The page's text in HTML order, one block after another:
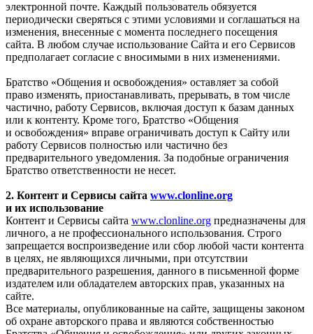
электронной почте. Каждый пользователь обязуется
периодически сверяться с этими условиями и соглашаться на
изменения, внесенные с момента последнего посещения
сайта. В любом случае использование Сайта и его Сервисов
предполагает согласие с вносимыми в них изменениями.
Братство «Общения и освобождения» оставляет за собой
право изменять, приостанавливать, прерывать, в том числе
частично, работу Сервисов, включая доступ к базам данных
или к контенту. Кроме того, Братство «Общения
и освобождения» вправе ограничивать доступ к Сайту или
работу Сервисов полностью или частично без
предварительного уведомления. За подобные ограничения
Братство ответственности не несет.
2. Контент и Сервисы сайта www.clonline.org
и их использование
Контент и Сервисы сайта www.clonline.org предназначены для
личного, а не профессионального использования. Строго
запрещается воспроизведение или сбор любой части контента
в целях, не являющихся личными, при отсутствии
предварительного разрешения, данного в письменной форме
издателем или обладателем авторских прав, указанных на
сайте.
Все материалы, опубликованные на сайте, защищены законом
об охране авторского права и являются собственностью